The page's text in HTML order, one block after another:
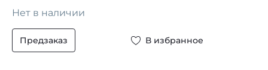
Нет в наличии
Предзаказ В избранное